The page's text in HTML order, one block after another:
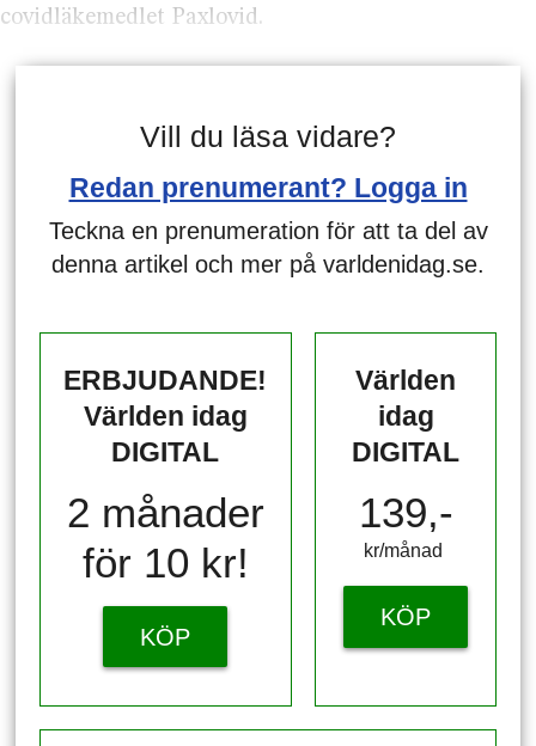
covidläkemedlet Paxlovid.
Vill du läsa vidare?
Redan prenumerant? Logga in
Teckna en prenumeration för att ta del av
denna artikel och mer på varldenidag.se.
ERBJUDANDE!
Världen idag
DIGITAL
2 månader
för 10 kr!
KÖP
Världen
idag
DIGITAL
139,-
kr/månad ​​​​​​
KÖP